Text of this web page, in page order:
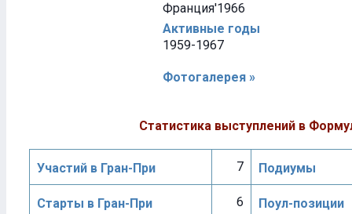
Франция'1966
Активные годы
1959-1967
Фотогалерея »
Статистика выступлений в
Участий в Гран-При 7 Подиумы
Старты в Гран-При 6 Поул-позиции